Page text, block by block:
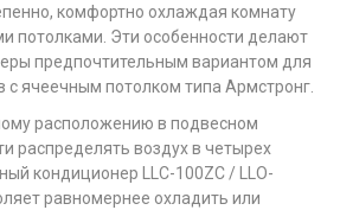
комфортно охлаждая комнату
потолками. Эти особенности делают
предпочтительным вариантом для
с ячеечным потолком типа Армстронг.
расположению в подвесном
распределять воздух в четырех
кондиционер LLC-100ZС / LLO-
равномернее охладить или